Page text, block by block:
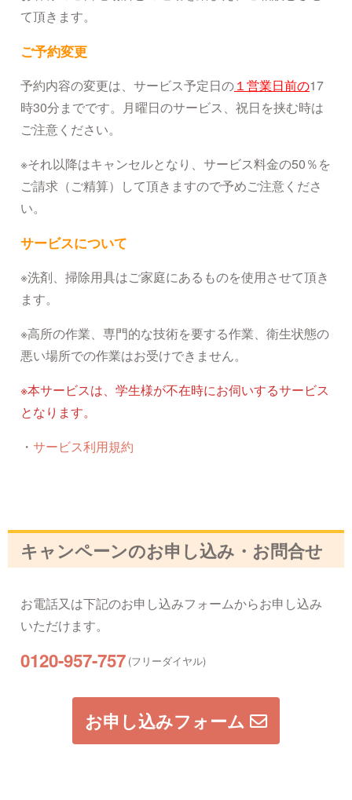
て頂きます。
ご予約変更
予約内容の変更は、サービス予定日の１営業日前の17
時30分までです。月曜日のサービス、祝日を挟む時は
ご注意ください。
※それ以降はキャンセルとなり、サービス料金の50％を
ご請求（ご精算）して頂きますので予めご注意くださ
い。
サービスについて
※洗剤、掃除用具はご家庭にあるものを使用させて頂き
ます。
※高所の作業、専門的な技術を要する作業、衛生状態の
悪い場所での作業はお受けできません。
※本サービスは、学生様が不在時にお伺いするサービス
となります。
・ サービス利用規約
キャンペーンのお申し込み・お問合せ
お電話又は下記のお申し込みフォームからお申し込み
いただけます。
0120-957-757 (フリーダイヤル)
お申し込みフォーム